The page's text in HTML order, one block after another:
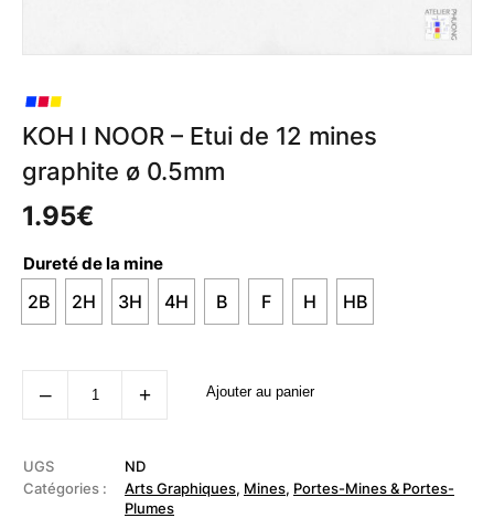
KOH I NOOR – Etui de 12 mines
graphite ø 0.5mm
1.95€
Dureté de la mine
2B 2H 3H 4H B F H HB
‒
quantité
de
-
Etui
de
+ Ajouter au panier
UGS
ND
Catégories :
Arts Graphiques, Mines, Portes-Mines & Portes-
Plumes